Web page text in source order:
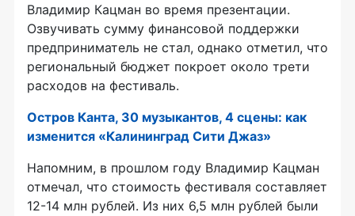
Владимир Кацман во время презентации.
Озвучивать сумму финансовой поддержки
предприниматель не стал, однако отметил, что
региональный бюджет покроет около трети
расходов на фестиваль.
Остров Канта, 30 музыкантов, 4 сцены: как
изменится «Калининград Сити Джаз»
Напомним, в прошлом году Владимир Кацман
отмечал, что стоимость фестиваля составляет
12-14 млн рублей. Из них 6,5 млн рублей были